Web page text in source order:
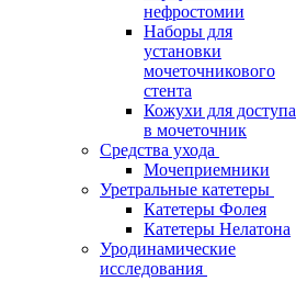
нефростомии
Наборы для
установки
мочеточникового
стента
Кожухи для доступа
в мочеточник
Средства ухода
Мочеприемники
Уретральные катетеры
Катетеры Фолея
Катетеры Нелатона
Уродинамические
исследования